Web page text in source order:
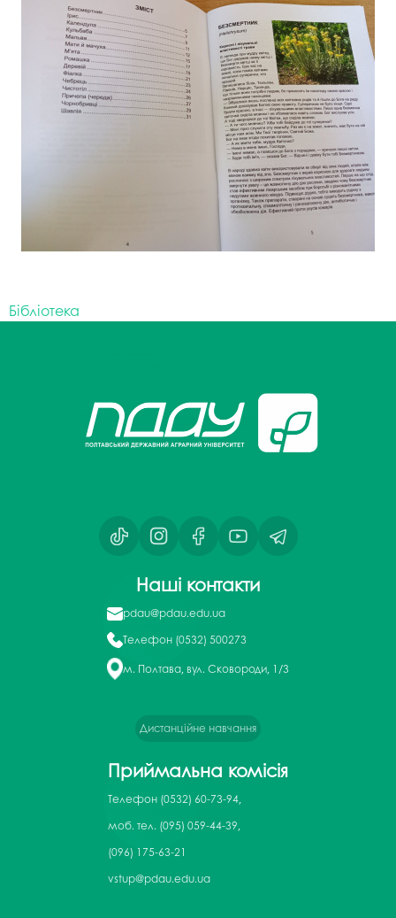
Бібліотека
Наші контакти
pdau@pdau.edu.ua
Телефон (0532) 500273
м. Полтава, вул. Сковороди, 1/3
Дистанційне навчання
Приймальна комісія
Телефон (0532) 60-73-94,
моб. тел. (095) 059-44-39,
(096) 175-63-21
vstup@pdau.edu.ua